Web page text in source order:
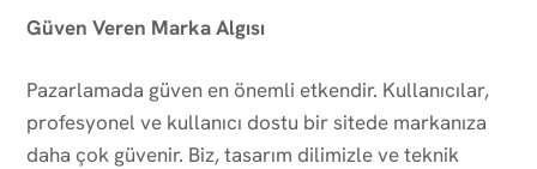
Güven Veren Marka Algısı
Pazarlamada güven en önemli etkendir. Kullanıcılar,
profesyonel ve kullanıcı dostu bir sitede markanıza
daha çok güvenir. Biz, tasarım dilimizle ve teknik